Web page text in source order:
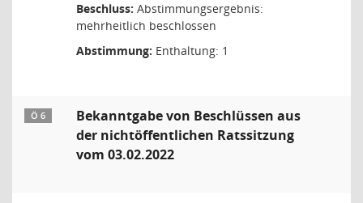
Beschluss: Abstimmungsergebnis:
mehrheitlich beschlossen
Abstimmung: Enthaltung: 1
Ö 6
Bekanntgabe von Beschlüssen aus
der nichtöffentlichen Ratssitzung
vom 03.02.2022